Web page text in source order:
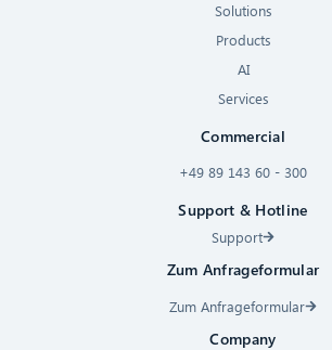
Solutions
Products
AI
Services
Commercial
+49 89 143 60 - 300
Support & Hotline
Support
Zum Anfrageformular
Zum Anfrageformular
Company